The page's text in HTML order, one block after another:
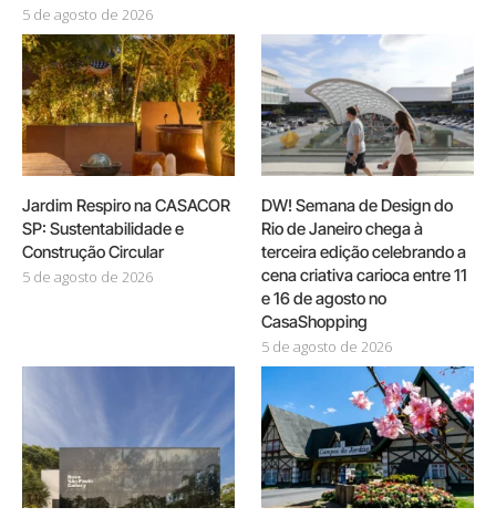
5 de agosto de 2026
Jardim Respiro na CASACOR
SP: Sustentabilidade e
Construção Circular
5 de agosto de 2026
DW! Semana de Design do
Rio de Janeiro chega à
terceira edição celebrando a
cena criativa carioca entre 11
e 16 de agosto no
CasaShopping
5 de agosto de 2026